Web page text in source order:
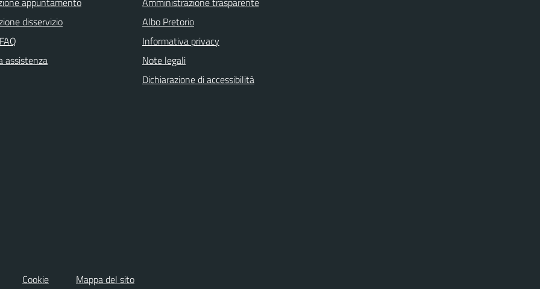
disservizio
assistenza
Albo Pretorio
Informativa privacy
Note legali
Dichiarazione di accessibilità
Cookie Mappa del sito